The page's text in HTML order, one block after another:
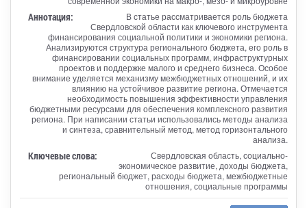
Аннотация:
В статье рассматривается роль бюджета
Свердловской области как ключевого инструмента
финансирования социальной политики и экономики региона.
Анализируются структура регионального бюджета, его роль в
финансировании социальных программ, инфраструктурных
проектов и поддержке малого и среднего бизнеса. Особое
внимание уделяется механизму межбюджетных отношений, и их
влиянию на устойчивое развитие региона. Отмечается
необходимость повышения эффективности управления
бюджетными ресурсами для обеспечения комплексного развития
региона. При написании статьи использовались методы анализа
и синтеза, сравнительный метод, метод горизонтального
анализа.
Ключевые слова:
Свердловская область, социально-
экономическое развитие, доходы бюджета,
региональный бюджет, расходы бюджета, межбюджетные
отношения, социальные программы